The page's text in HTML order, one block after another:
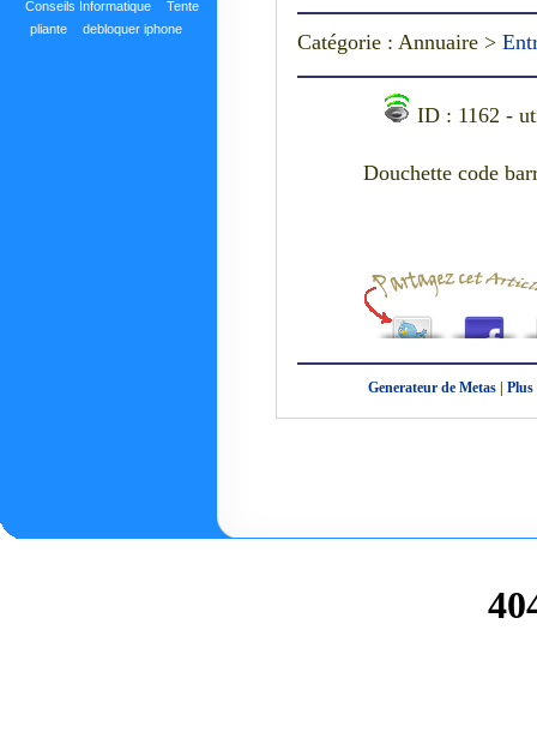
Conseils Informatique
Tente
pliante
debloquer iphone
Catégorie : Annuaire >
ID : 1162 -
Douchette code
Generateur de Metas| Plus